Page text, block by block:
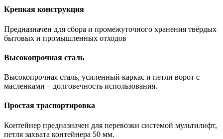
Крепкая конструкция
Предназначен для сбора и промежуточного хранения твёрдых
бытовых и промышленных отходов
Высокопрочная сталь
Высокопрочная сталь, усиленный каркас и петли ворот с
масленками – долговечность использования.
Простая траспортировка
Контейнер предназначен для перевозки системой мультилифт,
петля захвата контейнера 50 мм.